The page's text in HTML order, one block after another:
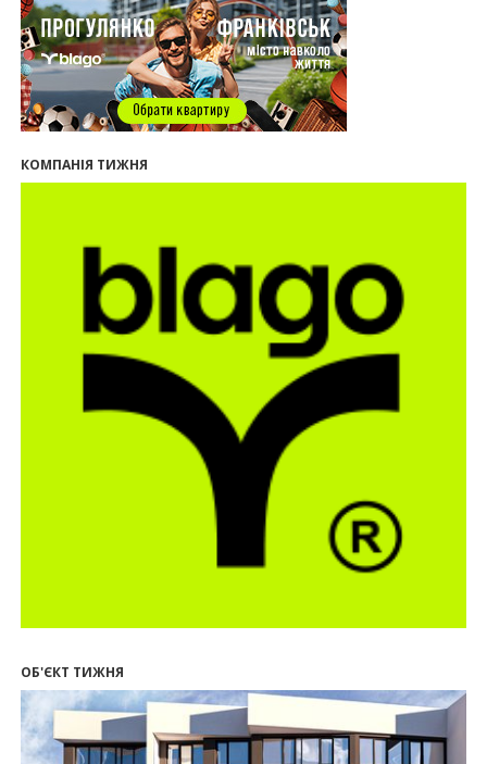
29.07.2026
13:31
Спадщина не на часі. Чи продовжує Франківськ
втрачати пам’ятки?
12:26
В Івано-Франківську розпочали будівництво
нового житлового масиву «Надрічний»
фахівців ринку нерухомості та девелоперів
для Івано-Франківська
Поліція затримала банду, яка привласнили
квартири у Києві та Франківську на понад 2,6
млн гривень
22.07.2026
Літо вигідних інвестицій: комерційні
приміщення зі знижками
21.07.2026
Як вибрати кольори для кухні у 2026 році
20.07.2026
У Поляниці та Франківську прокуратура стягує
понад 13 млн грн пайових внесків
17.07.2026
Введено в експлуатацію першу секцію ЖК
SKYGARDEN
11:50
Ведення фасадних робіт у 36 корпусі ЖР
“Княгинин”
КОМПАНІЯ ТИЖНЯ
ОБ'ЄКТ ТИЖНЯ